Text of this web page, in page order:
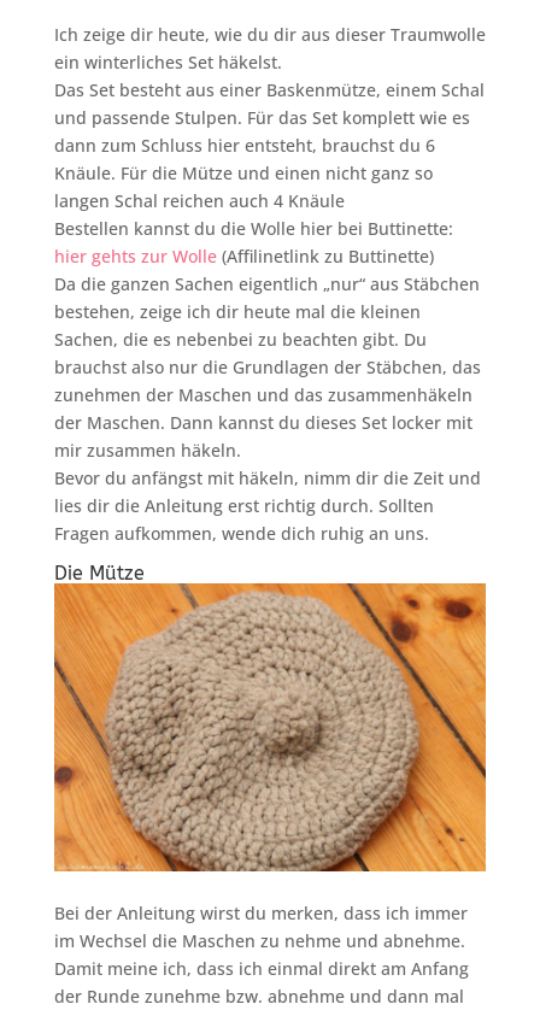
Ich zeige dir heute, wie du dir aus dieser Traumwolle
ein winterliches Set häkelst.
Das Set besteht aus einer Baskenmütze, einem Schal
und passende Stulpen. Für das Set komplett wie es
dann zum Schluss hier entsteht, brauchst du 6
Knäule. Für die Mütze und einen nicht ganz so
langen Schal reichen auch 4 Knäule
Bestellen kannst du die Wolle hier bei Buttinette:
hier gehts zur Wolle (Affilinetlink zu Buttinette)
Da die ganzen Sachen eigentlich „nur“ aus Stäbchen
bestehen, zeige ich dir heute mal die kleinen
Sachen, die es nebenbei zu beachten gibt. Du
brauchst also nur die Grundlagen der Stäbchen, das
zunehmen der Maschen und das zusammenhäkeln
der Maschen. Dann kannst du dieses Set locker mit
mir zusammen häkeln.
Bevor du anfängst mit häkeln, nimm dir die Zeit und
lies dir die Anleitung erst richtig durch. Sollten
Fragen aufkommen, wende dich ruhig an uns.
Die Mütze
Bei der Anleitung wirst du merken, dass ich immer
im Wechsel die Maschen zu nehme und abnehme.
Damit meine ich, dass ich einmal direkt am Anfang
der Runde zunehme bzw. abnehme und dann mal